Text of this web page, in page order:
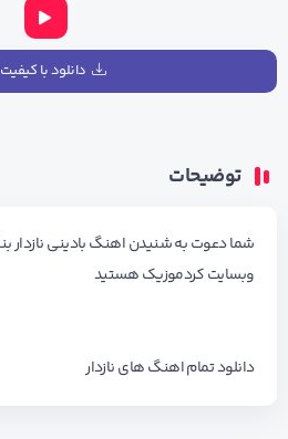
دانلود با کیفیت ۳۲۰
توضیحات
وبسایت کردموزیک هستید
دانلود تمام اهنگ هاینازدار